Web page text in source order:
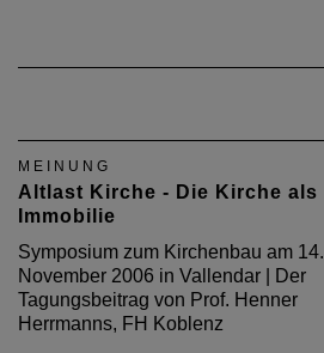
MEINUNG
Altlast Kirche - Die Kirche als
Immobilie
Symposium zum Kirchenbau am 14.
November 2006 in Vallendar | Der
Tagungsbeitrag von Prof. Henner
Herrmanns, FH Koblenz